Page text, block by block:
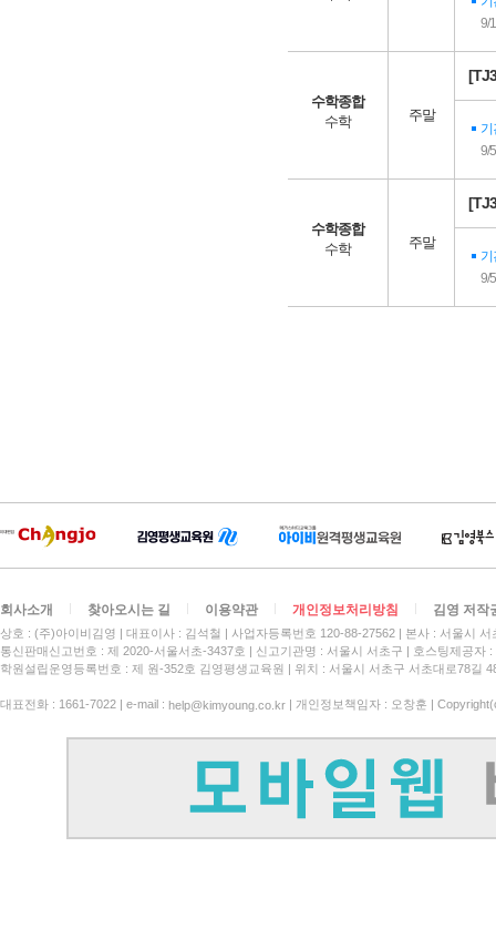
9/
수학종합
수학
주말
기
9/
수학종합
수학
주말
기
9/
회사소개 찾아오시는 길 이용약관 개인정보처리방침 김영 저작
상호 : (주)아이비김영 대표이사 : 김석철 사업자등록번호 120-88-27562
본사 : 서울시
통신판매신고번호 : 제 2020-서울서초-3437호
신고기관명 : 서울시 서초구
호스팅제공자
학원설립운영등록번호 : 제 원-352호 김영평생교육원 | 위치 : 서울시 서초구 서초대로78길
대표전화 : 1661-7022 | e-mail : help@kimyoung.co.kr | 개인정보책임자 : 오창훈 |